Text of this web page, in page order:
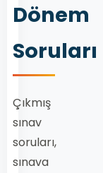
Dönem
Soruları
Çıkmış
sınav
soruları,
sınava